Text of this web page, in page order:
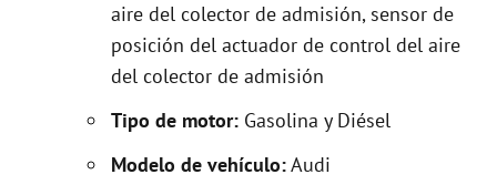
aire del colector de admisión, sensor de
posición del actuador de control del aire
del colector de admisión
Tipo de motor: Gasolina y Diésel
Modelo de vehículo:Audi